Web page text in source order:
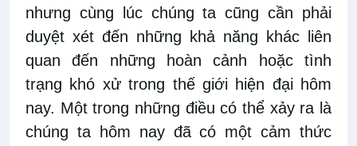
nhưng cùng lúc chúng ta cũng cần phải
duyệt xét đến những khả năng khác liên
quan đến những hoàn cảnh hoặc tình
trạng khó xử trong thế giới hiện đại hôm
nay. Một trong những điều có thể xảy ra là
chúng ta hôm nay đã có một cảm thức